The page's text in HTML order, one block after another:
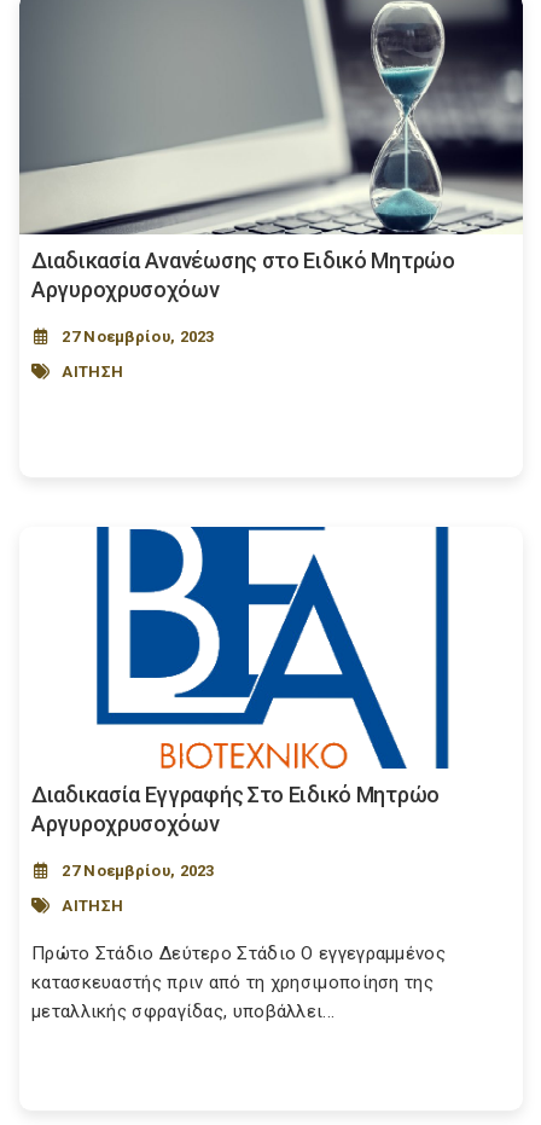
Διαδικασία Ανανέωσης στο Ειδικό Μητρώο
Αργυροχρυσοχόων
27 Νοεμβρίου, 2023
ΑΙΤΗΣΗ
Διαδικασία Εγγραφής Στο Ειδικό Μητρώο
Αργυροχρυσοχόων
27 Νοεμβρίου, 2023
ΑΙΤΗΣΗ
Πρώτο Στάδιο Δεύτερο Στάδιο Ο εγγεγραμμένος
κατασκευαστής πριν από τη χρησιμοποίηση της
μεταλλικής σφραγίδας, υποβάλλει...